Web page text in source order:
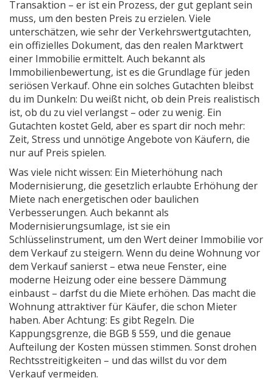
Transaktion – er ist ein Prozess, der gut geplant sein
muss, um den besten Preis zu erzielen. Viele
unterschätzen, wie sehr derVerkehrswertgutachten,
ein offizielles Dokument, das den realen Marktwert
einer Immobilie ermittelt. Auch bekannt als
Immobilienbewertung, ist es die Grundlage für jeden
seriösen Verkauf. Ohne ein solches Gutachten bleibst
du im Dunkeln: Du weißt nicht, ob dein Preis realistisch
ist, ob du zu viel verlangst – oder zu wenig. Ein
Gutachten kostet Geld, aber es spart dir noch mehr:
Zeit, Stress und unnötige Angebote von Käufern, die
nur auf Preis spielen.
Was viele nicht wissen: Ein Mieterhöhung nach
Modernisierung, die gesetzlich erlaubte Erhöhung der
Miete nach energetischen oder baulichen
Verbesserungen. Auch bekannt als
Modernisierungsumlage, ist sie ein
Schlüsselinstrument, um den Wert deiner Immobilie vor
dem Verkauf zu steigern. Wenn du deine Wohnung vor
dem Verkauf sanierst – etwa neue Fenster, eine
moderne Heizung oder eine bessere Dämmung
einbaust – darfst du die Miete erhöhen. Das macht die
Wohnung attraktiver für Käufer, die schon Mieter
haben. Aber Achtung: Es gibt Regeln. Die
Kappungsgrenze, die BGB § 559, und die genaue
Aufteilung der Kosten müssen stimmen. Sonst drohen
Rechtsstreitigkeiten – und das willst du vor dem
Verkauf vermeiden.